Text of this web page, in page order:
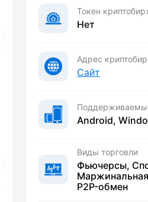
Токен
Нет
Адрес
Сайт
Android,
Виды торговли
Фьючерсы,
P2P-обмен